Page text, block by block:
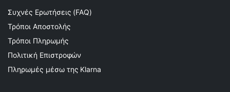
Συχνές Ερωτήσεις (FAQ)
Τρόποι Αποστολής
Τρόποι Πληρωμής
Πολιτική Επιστροφών
Πληρωμές μέσω της Klarna